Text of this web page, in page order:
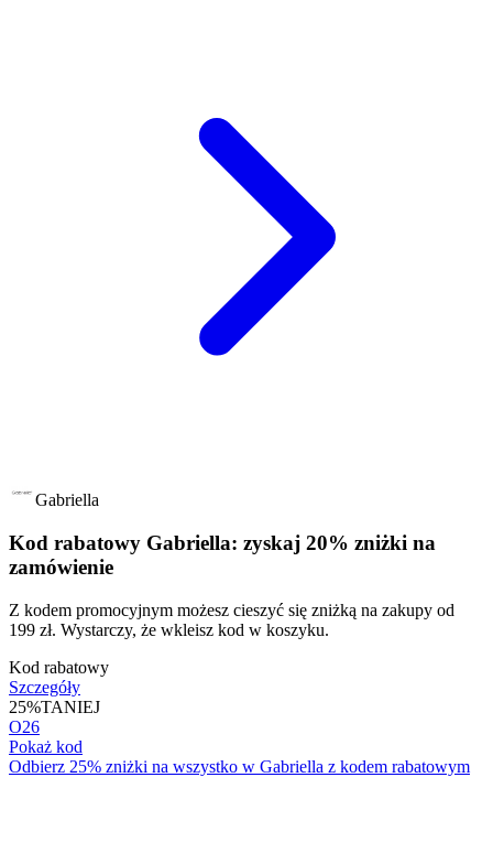
Gabriella
Kod rabatowy Gabriella: zyskaj 20% zniżki na
zamówienie
Z kodem promocyjnym możesz cieszyć się zniżką na zakupy od
199 zł. Wystarczy, że wkleisz kod w koszyku.
Kod rabatowy
Szczegóły
25%TANIEJ
O26
Pokaż kod
Odbierz 25% zniżki na wszystko w Gabriella z kodem rabatowym